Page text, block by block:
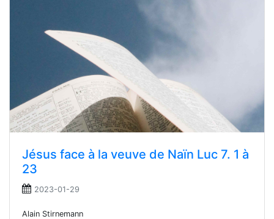
Jésus face à la veuve de Naïn Luc 7. 1 à
23
2023-01-29
Alain Stirnemann